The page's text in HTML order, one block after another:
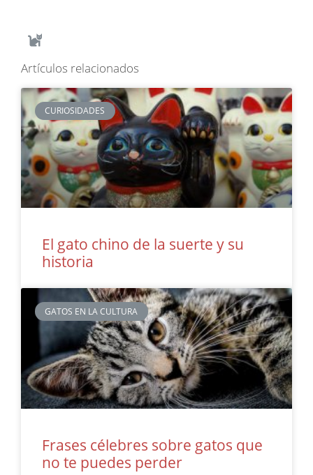
Artículos relacionados
CURIOSIDADES
El gato chino de la suerte y su
historia
GATOS EN LA CULTURA
Frases célebres sobre gatos que
no te puedes perder